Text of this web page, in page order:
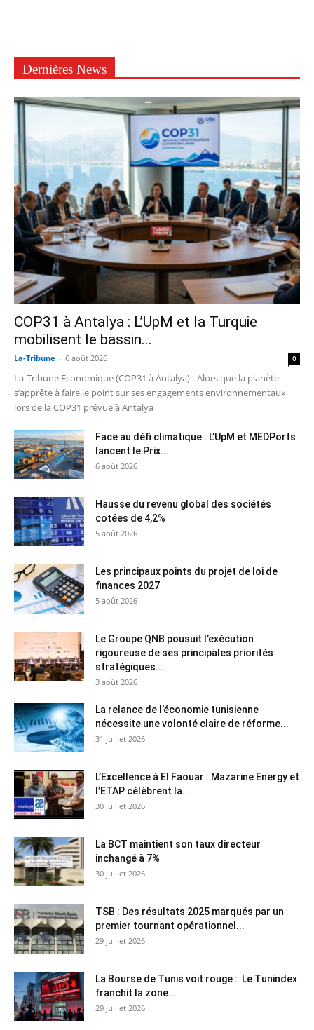
Dernières News
COP31 à Antalya : L’UpM et la Turquie
mobilisent le bassin...
La-Tribune - 6 août 2026 0
La-Tribune Economique (COP31 à Antalya) - Alors que la planète
s’apprête à faire le point sur ses engagements environnementaux
lors de la COP31 prévue à Antalya
Face au défi climatique : L’UpM et MEDPorts
lancent le Prix...
6 août 2026
Hausse du revenu global des sociétés
cotées de 4,2%
5 août 2026
Les principaux points du projet de loi de
finances 2027
5 août 2026
Le Groupe QNB pousuit l’exécution
rigoureuse de ses principales priorités
stratégiques...
3 août 2026
La relance de l’économie tunisienne
nécessite une volonté claire de réforme...
31 juillet 2026
L’Excellence à El Faouar : Mazarine Energy et
l’ETAP célèbrent la...
30 juillet 2026
La BCT maintient son taux directeur
inchangé à 7%
30 juillet 2026
TSB : Des résultats 2025 marqués par un
premier tournant opérationnel...
29 juillet 2026
La Bourse de Tunis voit rouge : Le Tunindex
franchit la zone...
29 juillet 2026